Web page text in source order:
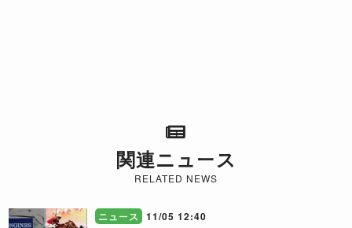
関連ニュース
RELATED NEWS
ニュース 11/05 12:40